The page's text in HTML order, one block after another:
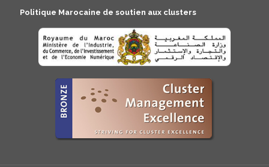
Politique Marocaine de soutien aux clusters